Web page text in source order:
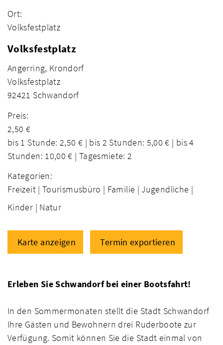
Ort:
Volksfestplatz
Volksfestplatz
Angerring, Krondorf
Volksfestplatz
92421 Schwandorf
Preis:
2,50 €
bis 1 Stunde: 2,50 € | bis 2 Stunden: 5,00 € | bis 4
Stunden: 10,00 € | Tagesmiete: 2
Kategorien:
Freizeit | Tourismusbüro | Familie | Jugendliche |
Kinder | Natur
Karte anzeigen Termin exportieren
Erleben Sie Schwandorf bei einer Bootsfahrt!
In den Sommermonaten stellt die Stadt Schwandorf
Ihre Gästen und Bewohnern drei Ruderboote zur
Verfügung. Somit können Sie die Stadt einmal von